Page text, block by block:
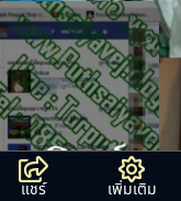
าราศีมากมาย ทุกวันนี้
วามว่าอะไร เป
แชร์ เพิ่มเติม